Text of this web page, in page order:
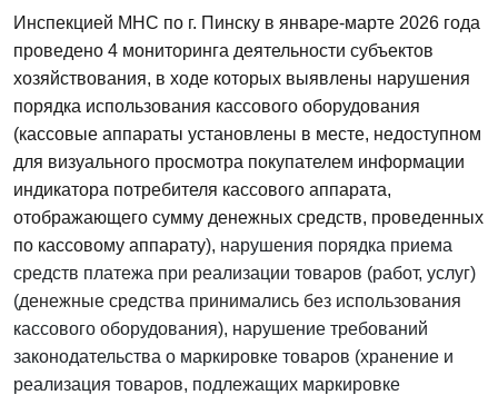
Инспекцией МНС по г. Пинску в январе-марте 2026 года
проведено 4 мониторинга деятельности субъектов
хозяйствования, в ходе которых выявлены нарушения
порядка использования кассового оборудования
(кассовые аппараты установлены в месте, недоступном
для визуального просмотра покупателем информации
индикатора потребителя кассового аппарата,
отображающего сумму денежных средств, проведенных
по кассовому аппарату), нарушения порядка приема
средств платежа при реализации товаров (работ, услуг)
(денежные средства принимались без использования
кассового оборудования), нарушение требований
законодательства о маркировке товаров (хранение и
реализация товаров, подлежащих маркировке